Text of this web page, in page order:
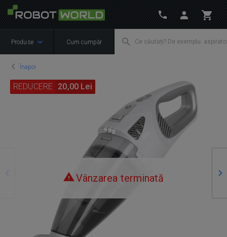
Produse Cum cumpăr
Înapoi
Vânzarea terminată
REDUCERE 20,00 Lei